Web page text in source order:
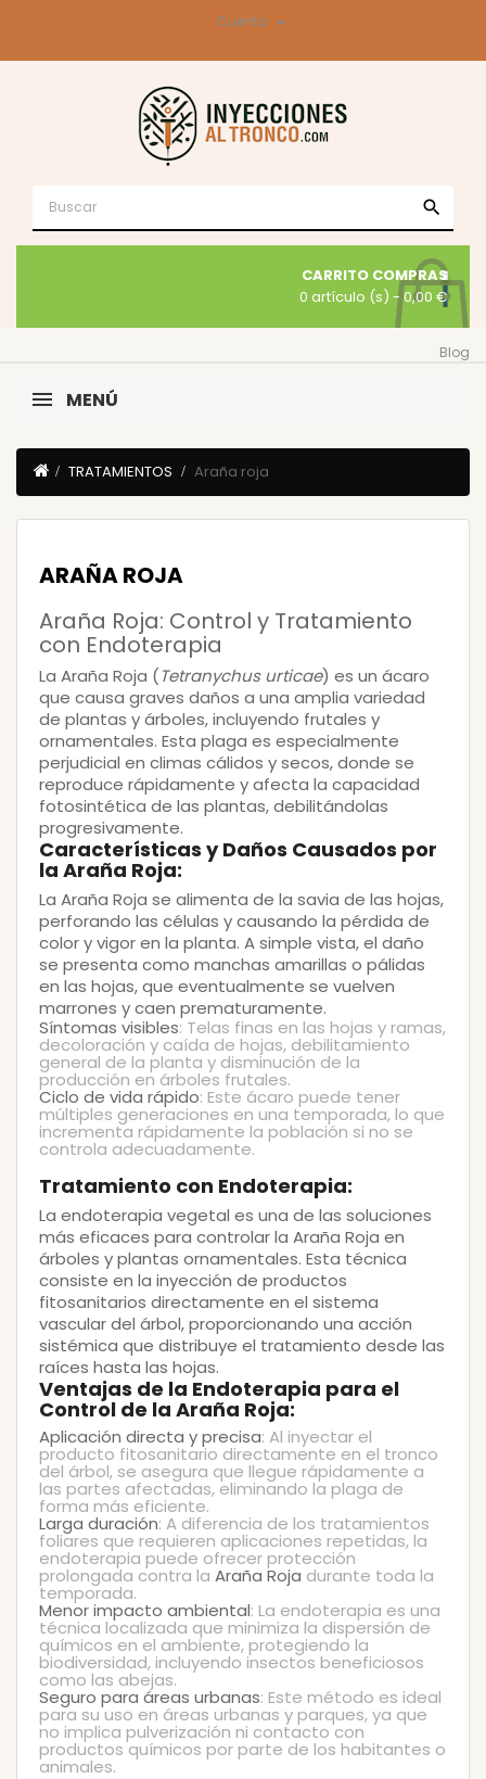
Cuenta 
search
CARRITO COMPRAS
0 artículo (s) - 0,00 €
Blog
MENÚ
TRATAMIENTOS Araña roja
ARAÑA ROJA
Araña Roja: Control y Tratamiento
con Endoterapia
La Araña Roja (Tetranychus urticae) es un ácaro
que causa graves daños a una amplia variedad
de plantas y árboles, incluyendo frutales y
ornamentales. Esta plaga es especialmente
perjudicial en climas cálidos y secos, donde se
reproduce rápidamente y afecta la capacidad
fotosintética de las plantas, debilitándolas
progresivamente.
Características y Daños Causados por
la Araña Roja:
La Araña Roja se alimenta de la savia de las hojas,
perforando las células y causando la pérdida de
color y vigor en la planta. A simple vista, el daño
se presenta como manchas amarillas o pálidas
en las hojas, que eventualmente se vuelven
marrones y caen prematuramente.
Síntomas visibles: Telas finas en las hojas y ramas,
decoloración y caída de hojas, debilitamiento
general de la planta y disminución de la
producción en árboles frutales.
Ciclo de vida rápido: Este ácaro puede tener
múltiples generaciones en una temporada, lo que
incrementa rápidamente la población si no se
controla adecuadamente.
Tratamiento con Endoterapia:
La endoterapia vegetal es una de las soluciones
más eficaces para controlar la Araña Roja en
árboles y plantas ornamentales. Esta técnica
consiste en la inyección de productos
fitosanitarios directamente en el sistema
vascular del árbol, proporcionando una acción
sistémica que distribuye el tratamiento desde las
raíces hasta las hojas.
Ventajas de la Endoterapia para el
Control de la Araña Roja:
Aplicación directa y precisa: Al inyectar el
producto fitosanitario directamente en el tronco
del árbol, se asegura que llegue rápidamente a
las partes afectadas, eliminando la plaga de
forma más eficiente.
Larga duración: A diferencia de los tratamientos
foliares que requieren aplicaciones repetidas, la
endoterapia puede ofrecer protección
prolongada contra la Araña Roja durante toda la
temporada.
Menor impacto ambiental: La endoterapia es una
técnica localizada que minimiza la dispersión de
químicos en el ambiente, protegiendo la
biodiversidad, incluyendo insectos beneficiosos
como las abejas.
Seguro para áreas urbanas: Este método es ideal
para su uso en áreas urbanas y parques, ya que
no implica pulverización ni contacto con
productos químicos por parte de los habitantes o
animales.